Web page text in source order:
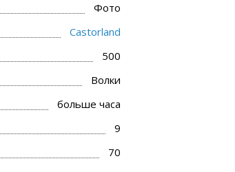
Фото
Castorland
500
Волки
больше часа
9
70